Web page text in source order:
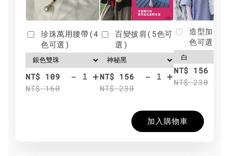
珍珠萬用腰帶(4
色可選)
NT$ 109
NT$ 160
- +
百變披肩(5色可
選)
NT$ 156
NT$ 230
- +
造型加分
色可選)
NT$ 156
NT$ 230
加入購物車